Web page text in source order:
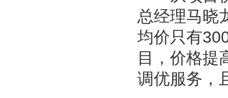
总经理马晓
均价只有
目，价格提
调优服务，